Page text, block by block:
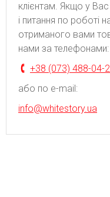
клієнтам. Якщо у
і питання по роботі
отриманого вами
нами за телефонами:
+38 (073) 488-04-
або по e-mail:
info@whitestory.ua